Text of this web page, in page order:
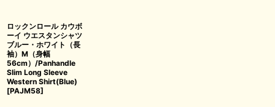
ロックンロール カウボ
ーイ ウエスタンシャツ
ブルー・ホワイト（長
袖）M（身幅
56cm）/Panhandle
Slim Long Sleeve
Western Shirt(Blue)
[PAJM58]